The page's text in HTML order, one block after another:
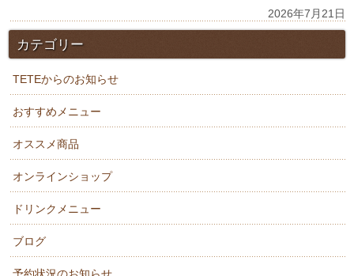
2026年7月21日
カテゴリー
TETEからのお知らせ
おすすめメニュー
オススメ商品
オンラインショップ
ドリンクメニュー
ブログ
予約状況のお知らせ